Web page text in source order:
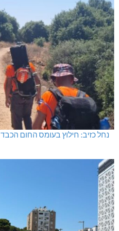
נחל כזיב: חילוץ בעומס החום הכבד